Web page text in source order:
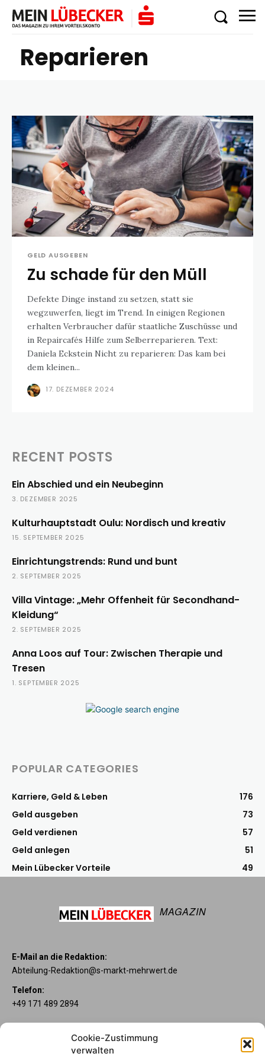
Cookie-Zustimmung
verwalten
Reparieren
GELD AUSGEBEN
Zu schade für den Müll
Defekte Dinge instand zu setzen, statt sie
wegzuwerfen, liegt im Trend. In einigen Regionen
erhalten Verbraucher dafür staatliche Zuschüsse und
in Repaircafés Hilfe zum Selberreparieren. Text:
Daniela Eckstein Nicht zu reparieren: Das kam bei
dem kleinen...
17. DEZEMBER 2024
RECENT POSTS
Ein Abschied und ein Neubeginn
3. DEZEMBER 2025
Kulturhauptstadt Oulu: Nordisch und kreativ
15. SEPTEMBER 2025
Einrichtungstrends: Rund und bunt
2. SEPTEMBER 2025
Villa Vintage: „Mehr Offenheit für Secondhand-
Kleidung“
2. SEPTEMBER 2025
Anna Loos auf Tour: Zwischen Therapie und
Tresen
1. SEPTEMBER 2025
POPULAR CATEGORIES
Karriere, Geld & Leben
176
Geld ausgeben
73
Geld verdienen
57
Geld anlegen
51
Mein Lübecker Vorteile
49
MAGAZIN
E-Mail an die Redaktion:
Abteilung-Redaktion@s-markt-mehrwert.de
Telefon:
+49 171 489 2894
Wenn’s um Geld geht, hat jeder ganz individuelle Vorstellungen.